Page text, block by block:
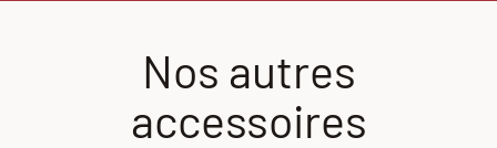
Nos autres
accessoires